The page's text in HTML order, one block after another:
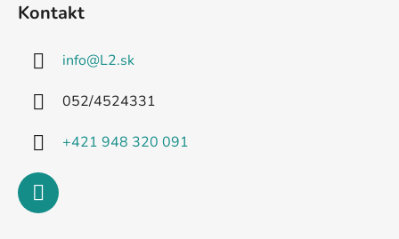
Kontakt
info@L2.sk
052/4524331
+421 948 320 091